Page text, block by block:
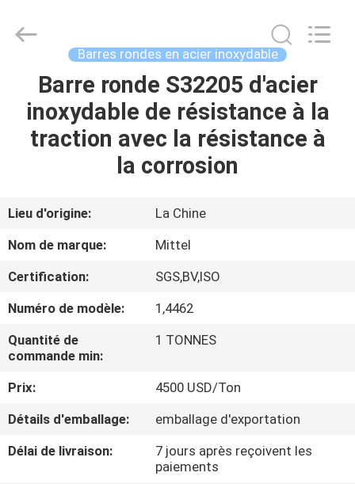
MAISON
PRODUITS
SUJET
DE
NOUS
VISITE
D'USINE
CONTRÔLE
DE
QUALITÉ
STEEL
INDUSTRIAL
Barres rondes en acier inoxydable
Barre ronde S32205 d'acier
inoxydable de résistance à la
traction avec la résistance à
la corrosion
Lieu d'origine:
La Chine
Nom de marque:
Mittel
Certification:
SGS,BV,ISO
Numéro de modèle:
1,4462
Quantité de
commande min:
1 TONNES
Prix:
4500 USD/Ton
Détails d'emballage:
emballage d'exportation
Délai de livraison:
7 jours après reçoivent les
paiements